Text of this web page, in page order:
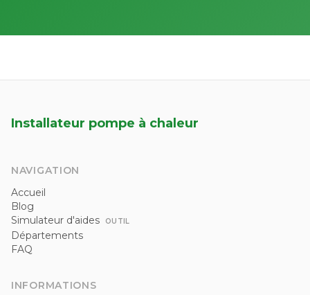
Installateur pompe à chaleur
NAVIGATION
Accueil
Blog
Simulateur d'aides
OUTIL
Départements
FAQ
INFORMATIONS